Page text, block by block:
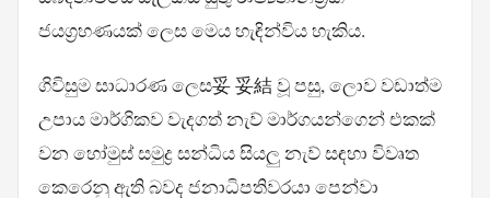
ජයග්‍රහණයක් ලෙස මෙය හැඳින්විය හැකිය.
ගිවිසුම සාධාරණ ලෙස妥 妥結 වූ පසු, ලොව වඩාත්ම
උපාය මාර්ගිකව වැදගත් නැව් මාර්ගයන්ගෙන් එකක්
වන හෝමුස් සමුද්‍ර සන්ධිය සියලු නැව් සඳහා විවෘත
කෙරෙනු ඇති බවද ජනාධිපතිවරයා පෙන්වා